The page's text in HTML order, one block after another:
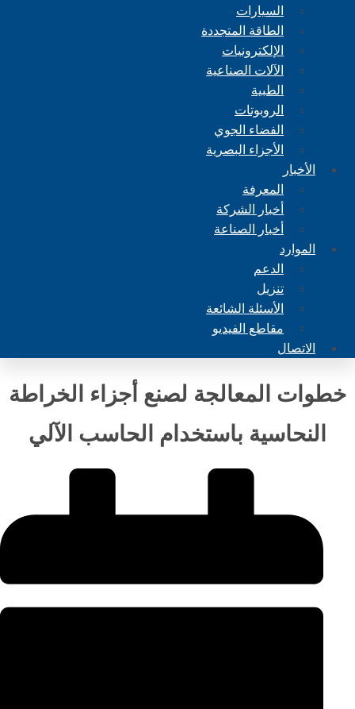
السيارات
الطاقة المتجددة
الإلكترونيات
الآلات الصناعية
الطبية
الروبوتات
الفضاء الجوي
الأجزاء البصرية
الأخبار
المعرفة
أخبار الشركة
أخبار الصناعة
الموارد
الدعم
تنزيل
الأسئلة الشائعة
مقاطع الفيديو
الاتصال
خطوات المعالجة لصنع أجزاء الخراطة
النحاسية باستخدام الحاسب الآلي